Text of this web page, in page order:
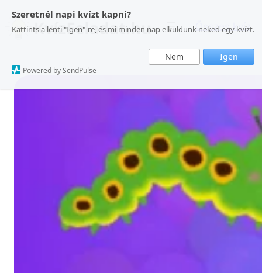
Szeretnél napi kvízt kapni?
Kattints a lenti "Igen"-re, és mi minden nap elküldünk neked egy kvízt.
Nem Igen
Powered by SendPulse
Összes kvíz